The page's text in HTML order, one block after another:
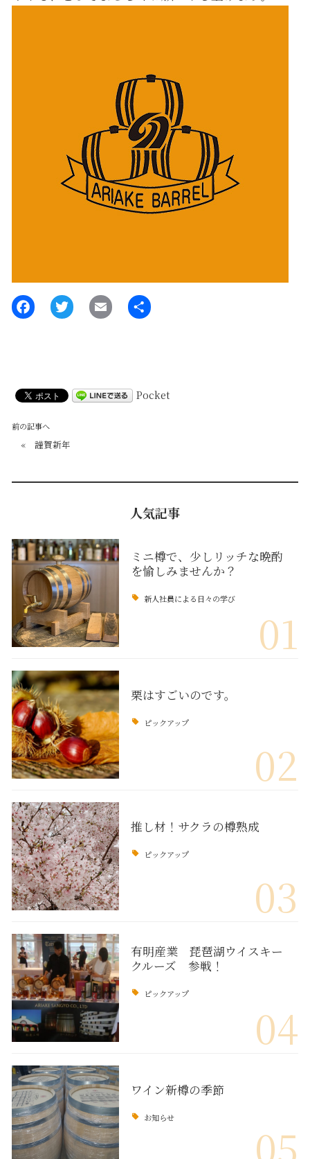
Pocket
前の記事へ
« 謹賀新年
人気記事
ミニ樽で、少しリッチな晩酌
を愉しみませんか？
新人社員による日々の学び
01
栗はすごいのです。
ピックアップ
02
推し材！サクラの樽熟成
ピックアップ
03
有明産業 琵琶湖ウイスキー
クルーズ 参戦！
ピックアップ
04
ワイン新樽の季節
お知らせ
05